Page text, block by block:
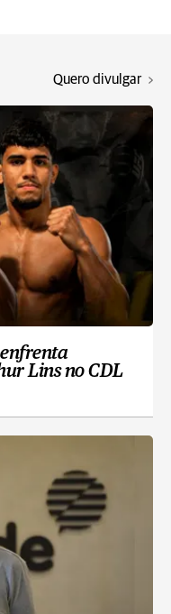
Quero divulgar
Lins no CDL